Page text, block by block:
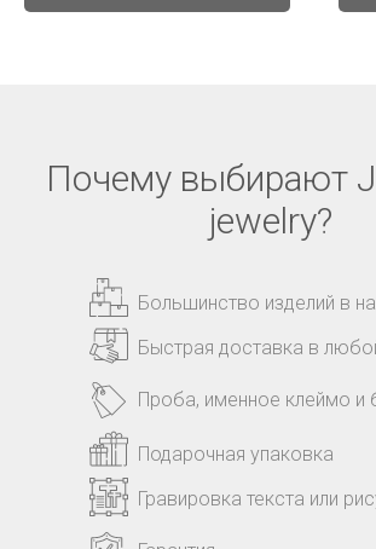
Почему выбирают
jewelry?
Большинство изделий в
Быстрая доставка в
Подарочная упаковка
Гравировка текста или
Проба, именное клеймо и